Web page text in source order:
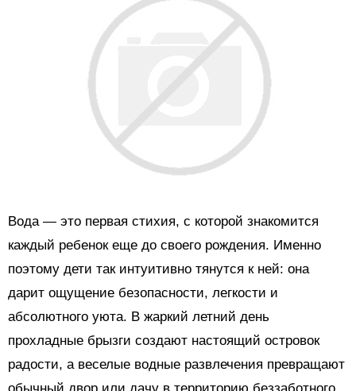
Вода — это первая стихия, с которой знакомится
каждый ребенок еще до своего рождения. Именно
поэтому дети так интуитивно тянутся к ней: она
дарит ощущение безопасности, легкости и
абсолютного уюта. В жаркий летний день
прохладные брызги создают настоящий островок
радости, а веселые водные развлечения превращают